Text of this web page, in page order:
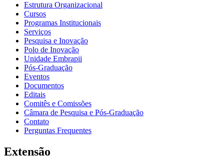
Estrutura Organizacional
Cursos
Programas Institucionais
Serviços
Pesquisa e Inovação
Polo de Inovação
Unidade Embrapii
Pós-Graduação
Eventos
Documentos
Editais
Comitês e Comissões
Câmara de Pesquisa e Pós-Graduação
Contato
Perguntas Frequentes
Extensão